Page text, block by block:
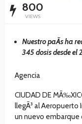
800
VIEWS
Nuestro paÃ­s ha
345 dosis desde el
Agencia
CIUDAD DE
llegÃ³ al Aeropuerto
un nuevo embarque